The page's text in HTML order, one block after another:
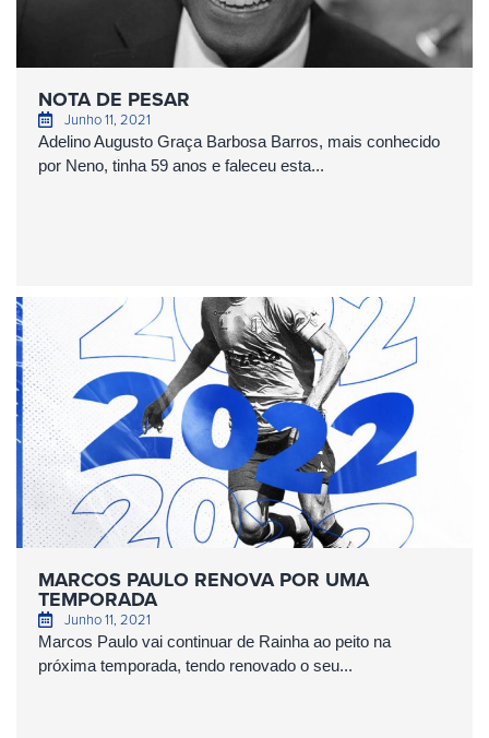
NOTA DE PESAR
Junho 11, 2021
Adelino Augusto Graça Barbosa Barros, mais conhecido
por Neno, tinha 59 anos e faleceu esta...
MARCOS PAULO RENOVA POR UMA
TEMPORADA
Junho 11, 2021
Marcos Paulo vai continuar de Rainha ao peito na
próxima temporada, tendo renovado o seu...